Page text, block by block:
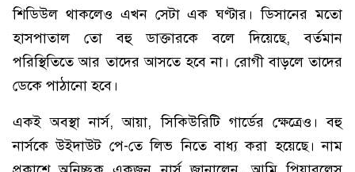
শিডিউল থাকলেও এখন সেটা এক ঘণ্টার। ডিসানের মতো
হাসপাতাল তো বহু ডাক্তারকে বলে দিয়েছে, বর্তমান
পরিস্থিতিতে আর তাদের আসতে হবে না। রোগী বাড়লে তাদের
ডেকে পাঠানো হবে।
একই অবস্থা নার্স, আয়া, সিকিউরিটি গার্ডের ক্ষেত্রেও। বহু
নার্সকে উইদাউট পে-তে লিভ নিতে বাধ্য করা হয়েছে। নাম